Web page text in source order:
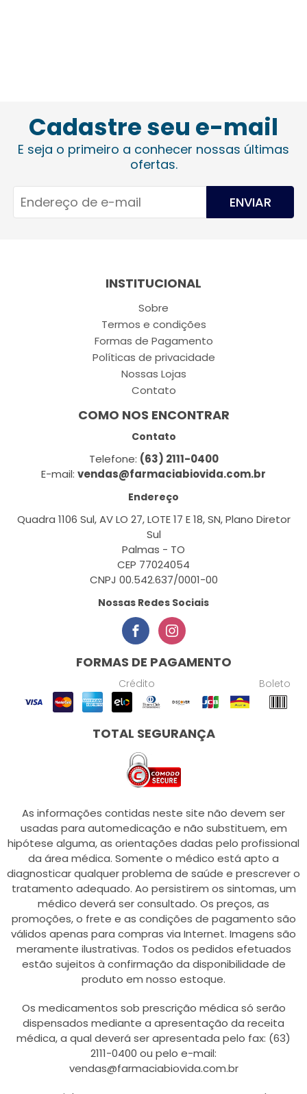
Cadastre seu e-mail
E seja o primeiro a conhecer nossas últimas
ofertas.
ENVIAR
INSTITUCIONAL
Sobre
Termos e condições
Formas de Pagamento
Políticas de privacidade
Nossas Lojas
Contato
COMO NOS ENCONTRAR
Contato
Telefone: (63) 2111-0400
E-mail: vendas@farmaciabiovida.com.br
Endereço
Quadra 1106 Sul, AV LO 27, LOTE 17 E 18, SN, Plano Diretor
Sul
Palmas - TO
CEP 77024054
CNPJ 00.542.637/0001-00
Nossas Redes Sociais
FORMAS DE PAGAMENTO
Crédito Boleto
TOTAL SEGURANÇA
As informações contidas neste site não devem ser
usadas para automedicação e não substituem, em
hipótese alguma, as orientações dadas pelo profissional
da área médica. Somente o médico está apto a
diagnosticar qualquer problema de saúde e prescrever o
tratamento adequado. Ao persistirem os sintomas, um
médico deverá ser consultado. Os preços, as
promoções, o frete e as condições de pagamento são
válidos apenas para compras via Internet. Imagens são
meramente ilustrativas. Todos os pedidos efetuados
estão sujeitos à confirmação da disponibilidade de
produto em nosso estoque.
Os medicamentos sob prescrição médica só serão
dispensados mediante a apresentação da receita
médica, a qual deverá ser apresentada pelo fax: (63)
2111-0400 ou pelo e-mail:
vendas@farmaciabiovida.com.br